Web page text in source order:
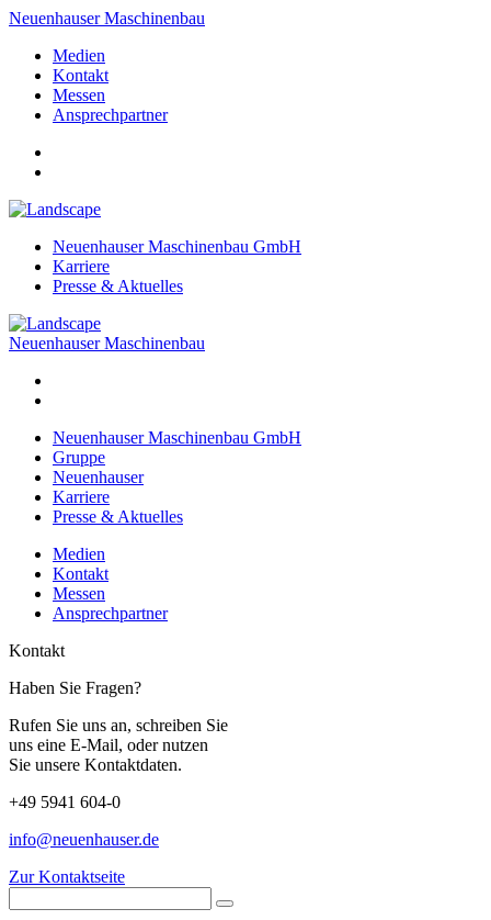
Neuenhauser Maschinenbau
Medien
Kontakt
Messen
Ansprechpartner
Neuenhauser Maschinenbau GmbH
Karriere
Presse & Aktuelles
Neuenhauser Maschinenbau
Neuenhauser Maschinenbau GmbH
Gruppe
Neuenhauser
Karriere
Presse & Aktuelles
Medien
Kontakt
Messen
Ansprechpartner
Kontakt
Haben Sie Fragen?
Rufen Sie uns an, schreiben Sie
uns eine E-Mail, oder nutzen
Sie unsere Kontaktdaten.
+49 5941 604-0
info@neuenhauser.de
Zur Kontaktseite